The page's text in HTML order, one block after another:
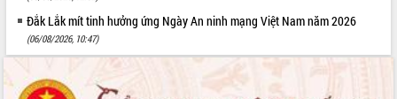
giải phóng mặt bằng Tuyến đường bộ
ven biển
Đắk Lắk nỗ lực thúc đẩy tăng trưởng
II/2026
Đắk Lắk mít tinh hưởng ứng Ngày An ninh mạng Việt Nam năm 2026
(06/08/2026, 10:47)